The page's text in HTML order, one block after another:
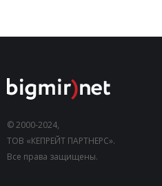
© 2000-2024,
ТОВ «КЕПРЕЙТ ПАРТНЕРС».
Все права защищены.